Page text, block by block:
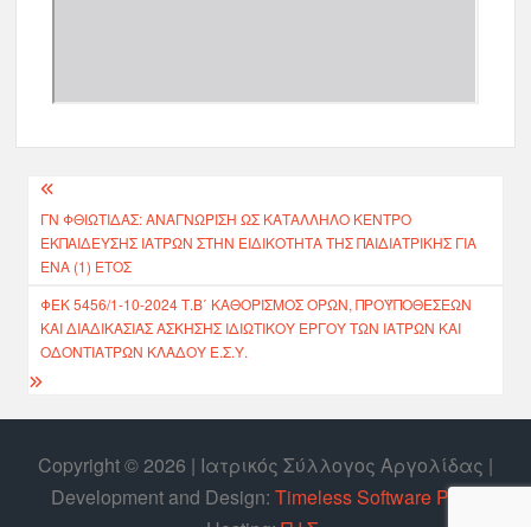
ΓΝ ΦΘΙΩΤΙΔΑΣ: ΑΝΑΓΝΏΡΙΣΗ ΩΣ ΚΑΤΆΛΛΗΛΟ ΚΈΝΤΡΟ
ΕΚΠΑΊΔΕΥΣΗΣ ΙΑΤΡΏΝ ΣΤΗΝ ΕΙΔΙΚΌΤΗΤΑ ΤΗΣ ΠΑΙΔΙΑΤΡΙΚΉΣ ΓΙΑ
ΈΝΑ (1) ΈΤΟΣ
ΦΕΚ 5456/1-10-2024 Τ.Β΄ ΚΑΘΟΡΙΣΜΌΣ ΌΡΩΝ, ΠΡΟΫΠΟΘΈΣΕΩΝ
ΚΑΙ ΔΙΑΔΙΚΑΣΊΑΣ ΆΣΚΗΣΗΣ ΙΔΙΩΤΙΚΟΎ ΈΡΓΟΥ ΤΩΝ ΙΑΤΡΏΝ ΚΑΙ
ΟΔΟΝΤΙΆΤΡΩΝ ΚΛΆΔΟΥ Ε.Σ.Υ.
Copyright © 2026 | Ιατρικός Σύλλογος Αργολίδας |
Develοpment and Design: Timeless Software P.C.|